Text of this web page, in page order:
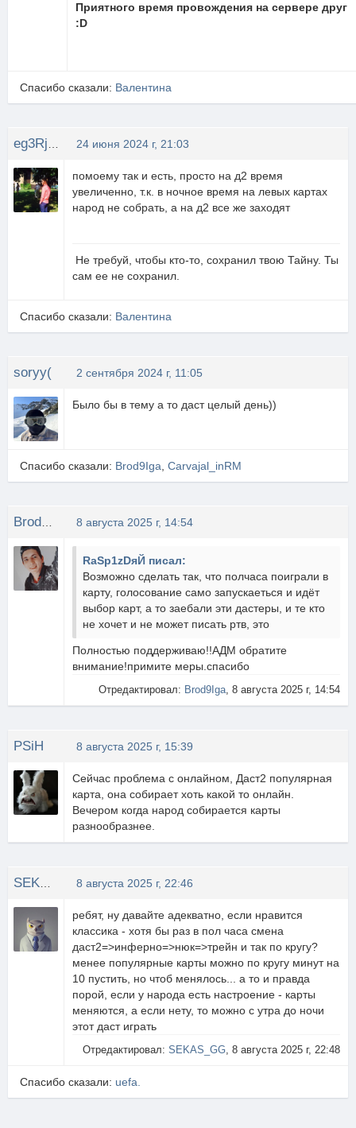
Приятного время провождения на сервере друг
:D
Спасибо сказали: Валентина
24 июня 2024 г, 21:03
помоему так и есть, просто на д2 время
увеличенно, т.к. в ночное время на левых картах
народ не собрать, а на д2 все же заходят
Не требуй, чтобы кто-то, сохранил твою Тайну. Ты
сам ее не сохранил.
Спасибо сказали: Валентина
soryy( 2 сентября 2024 г, 11:05
Было бы в тему а то даст целый день))
Спасибо сказали: Brod9Iga Carvajal_inRM
8 августа 2025 г, 14:54
RaSp1zDяЙ писал:
Возможно сделать так, что полчаса поиграли в
карту, голосование само запускаеться и идёт
выбор карт, а то заебали эти дастеры, и те кто
не хочет и не может писать ртв, это
Полностью поддерживаю!!АДМ обратите
внимание!примите меры.спасибо
Отредактировал: Brod9Iga, 8 августа 2025 г, 14:54
PSiH 8 августа 2025 г, 15:39
Сейчас проблема с онлайном, Даст2 популярная
карта, она собирает хоть какой то онлайн.
Вечером когда народ собирается карты
разнообразнее.
8 августа 2025 г, 22:46
ребят, ну давайте адекватно, если нравится
классика - хотя бы раз в пол часа смена
даст2=>инферно=>нюк=>трейн и так по кругу?
менее популярные карты можно по кругу минут на
10 пустить, но чтоб менялось... а то и правда
порой, если у народа есть настроение - карты
меняются, а если нету, то можно с утра до ночи
этот даст играть
Отредактировал: SEKAS_GG, 8 августа 2025 г, 22:48
Спасибо сказали: uefa.